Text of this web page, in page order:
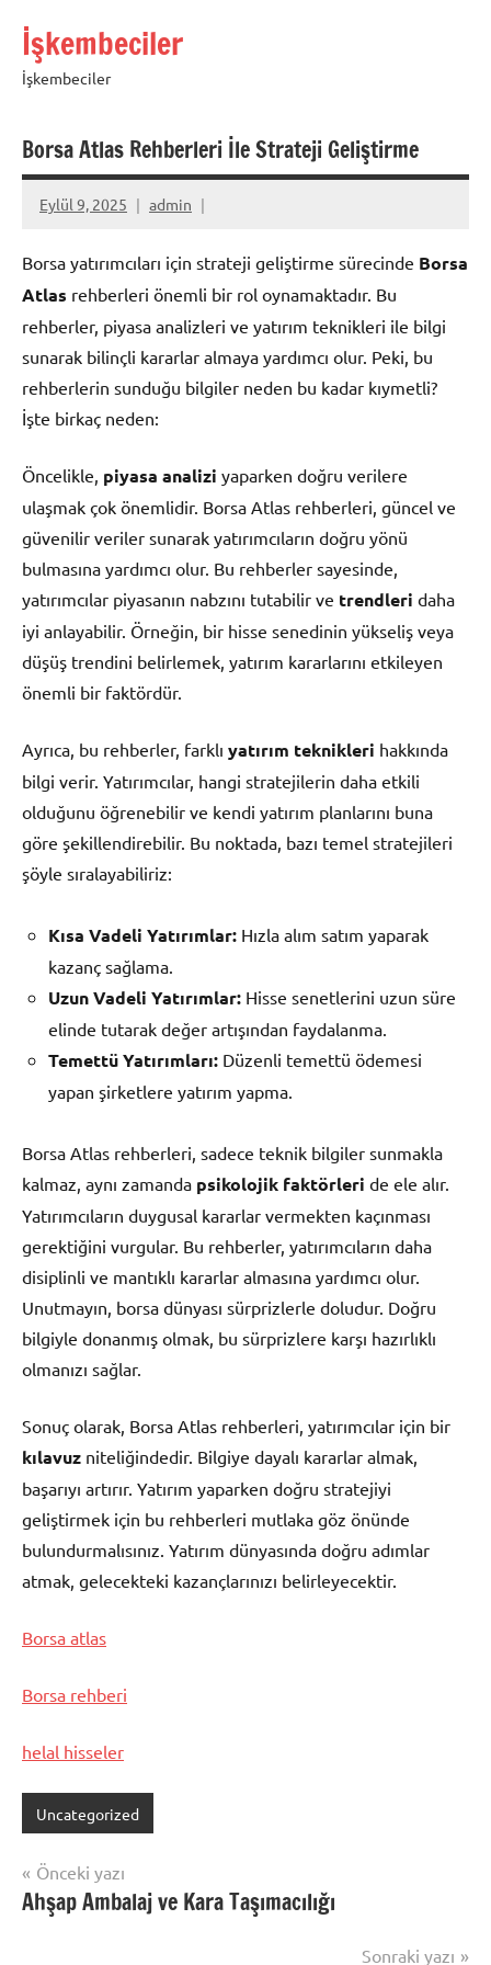
İşkembeciler
İşkembeciler
Borsa Atlas Rehberleri İle Strateji Geliştirme
Eylül 9, 2025 admin
Borsa yatırımcıları için strateji geliştirme sürecinde Borsa
Atlas rehberleri önemli bir rol oynamaktadır. Bu
rehberler, piyasa analizleri ve yatırım teknikleri ile bilgi
sunarak bilinçli kararlar almaya yardımcı olur. Peki, bu
rehberlerin sunduğu bilgiler neden bu kadar kıymetli?
İşte birkaç neden:
Öncelikle, piyasa analizi yaparken doğru verilere
ulaşmak çok önemlidir. Borsa Atlas rehberleri, güncel ve
güvenilir veriler sunarak yatırımcıların doğru yönü
bulmasına yardımcı olur. Bu rehberler sayesinde,
yatırımcılar piyasanın nabzını tutabilir ve trendleri daha
iyi anlayabilir. Örneğin, bir hisse senedinin yükseliş veya
düşüş trendini belirlemek, yatırım kararlarını etkileyen
önemli bir faktördür.
Ayrıca, bu rehberler, farklı yatırım teknikleri hakkında
bilgi verir. Yatırımcılar, hangi stratejilerin daha etkili
olduğunu öğrenebilir ve kendi yatırım planlarını buna
göre şekillendirebilir. Bu noktada, bazı temel stratejileri
şöyle sıralayabiliriz:
Kısa Vadeli Yatırımlar: Hızla alım satım yaparak
kazanç sağlama.
Uzun Vadeli Yatırımlar: Hisse senetlerini uzun süre
elinde tutarak değer artışından faydalanma.
Temettü Yatırımları: Düzenli temettü ödemesi
yapan şirketlere yatırım yapma.
Borsa Atlas rehberleri, sadece teknik bilgiler sunmakla
kalmaz, aynı zamanda psikolojik faktörleri de ele alır.
Yatırımcıların duygusal kararlar vermekten kaçınması
gerektiğini vurgular. Bu rehberler, yatırımcıların daha
disiplinli ve mantıklı kararlar almasına yardımcı olur.
Unutmayın, borsa dünyası sürprizlerle doludur. Doğru
bilgiyle donanmış olmak, bu sürprizlere karşı hazırlıklı
olmanızı sağlar.
Sonuç olarak, Borsa Atlas rehberleri, yatırımcılar için bir
kılavuz niteliğindedir. Bilgiye dayalı kararlar almak,
başarıyı artırır. Yatırım yaparken doğru stratejiyi
geliştirmek için bu rehberleri mutlaka göz önünde
bulundurmalısınız. Yatırım dünyasında doğru adımlar
atmak, gelecekteki kazançlarınızı belirleyecektir.
Borsa atlas
Borsa rehberi
helal hisseler
Uncategorized
Yazı
gezinmesi
Önceki yazı
Ahşap Ambalaj ve Kara Taşımacılığı
Sonraki yazı